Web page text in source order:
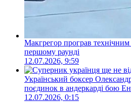
Макгрегор програв
першому раунді
12.07.2026, 9:59
Український боксер
поєдинок в андеркарді бою
12.07.2026, 0:15